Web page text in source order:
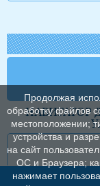
НАВИГАТОР
Продолжая
обработку файлов
местоположении;
устройства и
на сайт
ОС и Браузера;
нажимает